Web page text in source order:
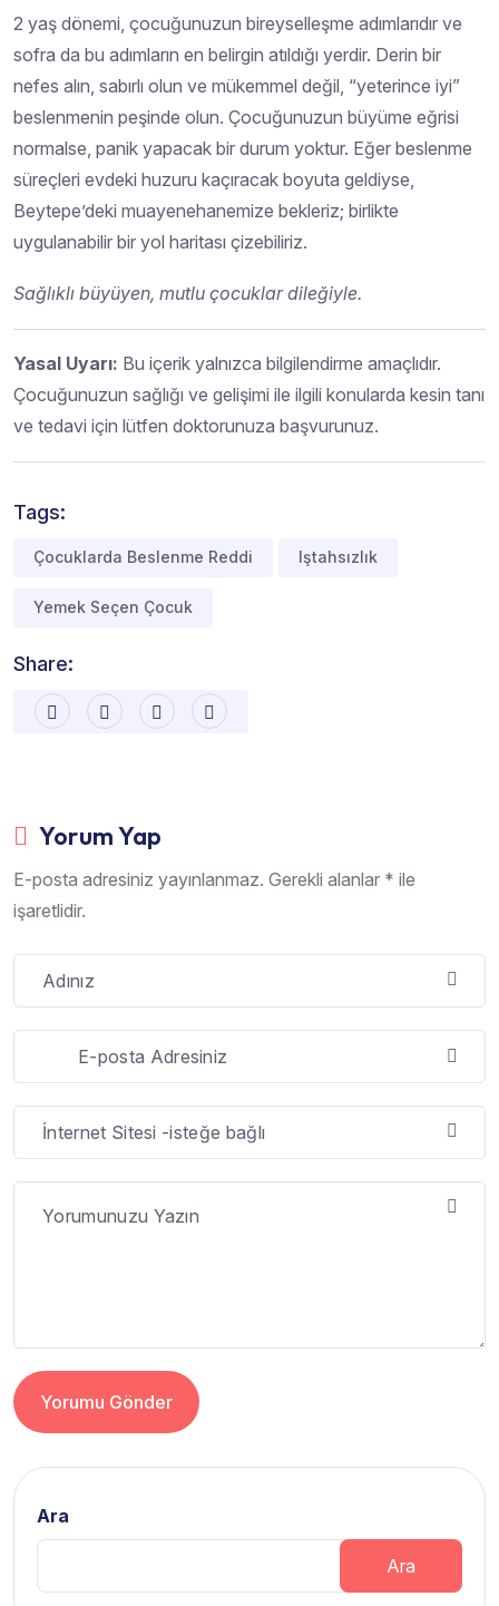
2 yaş dönemi, çocuğunuzun bireyselleşme adımlarıdır ve
sofra da bu adımların en belirgin atıldığı yerdir. Derin bir
nefes alın, sabırlı olun ve mükemmel değil, “yeterince iyi”
beslenmenin peşinde olun. Çocuğunuzun büyüme eğrisi
normalse, panik yapacak bir durum yoktur. Eğer beslenme
süreçleri evdeki huzuru kaçıracak boyuta geldiyse,
Beytepe’deki muayenehanemize bekleriz; birlikte
uygulanabilir bir yol haritası çizebiliriz.
Sağlıklı büyüyen, mutlu çocuklar dileğiyle.
Yasal Uyarı: Bu içerik yalnızca bilgilendirme amaçlıdır.
Çocuğunuzun sağlığı ve gelişimi ile ilgili konularda kesin tanı
ve tedavi için lütfen doktorunuza başvurunuz.
Tags:
Çocuklarda Beslenme Reddi Iştahsızlık
Yemek Seçen Çocuk
Share:
Yorum Yap
E-posta adresiniz yayınlanmaz. Gerekli alanlar * ile
işaretlidir.
Yorumu Gönder
Ara
Ara